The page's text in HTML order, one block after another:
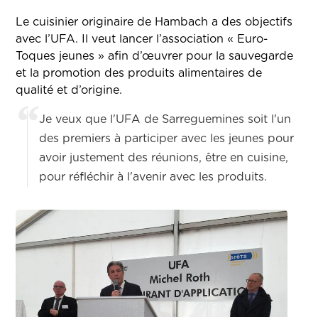
Le cuisinier originaire de Hambach a des objectifs
avec l’UFA. Il veut lancer l’association « Euro-
Toques jeunes » afin d’œuvrer pour la sauvegarde
et la promotion des produits alimentaires de
qualité et d’origine.
Je veux que l'UFA de Sarreguemines soit l'un
des premiers à participer avec les jeunes pour
avoir justement des réunions, être en cuisine,
pour réfléchir à l'avenir avec les produits.